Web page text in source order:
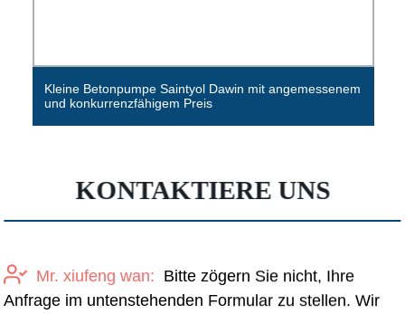
Elektrische kleine Betonpumpe mit 20 30 Kubikmeter
pro Stunde Ausgangsleistung
KONTAKTIERE UNS
Mr. xiufeng wan: Bitte zögern Sie nicht, Ihre
Anfrage im untenstehenden Formular zu stellen. Wir